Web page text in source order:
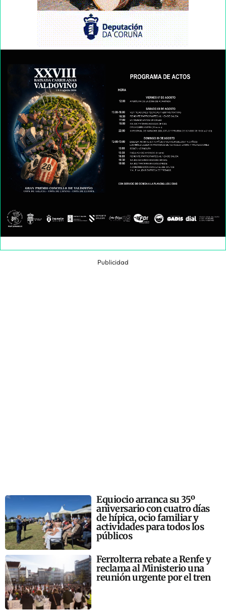
Publicidad
Equiocio arranca su 35º
aniversario con cuatro días
de hípica, ocio familiar y
actividades para todos los
públicos
Ferrolterra rebate a Renfe y
reclama al Ministerio una
reunión urgente por el tren